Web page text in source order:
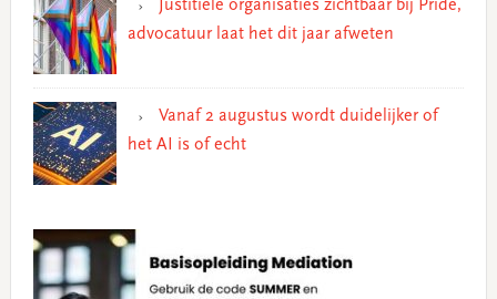
Justitiële organisaties zichtbaar bij Pride,
advocatuur laat het dit jaar afweten
Vanaf 2 augustus wordt duidelijker of
het AI is of echt